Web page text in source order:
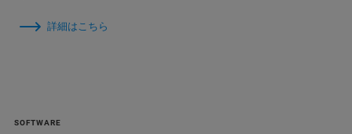
詳細はこちら
SOFTWARE